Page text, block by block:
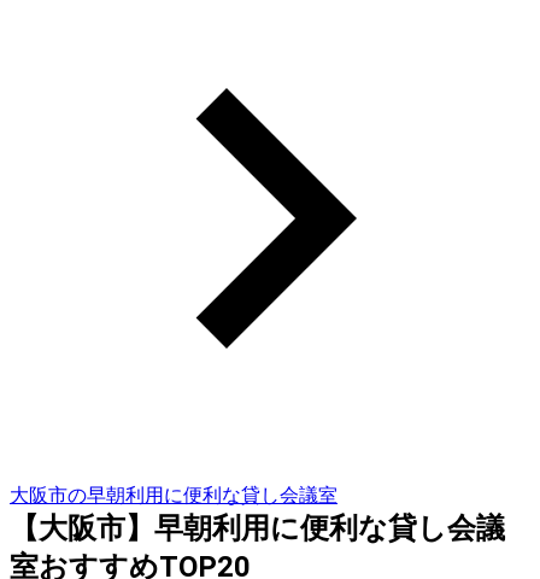
大阪市の早朝利用に便利な貸し会議室
【大阪市】早朝利用に便利な貸し会議
室おすすめTOP20